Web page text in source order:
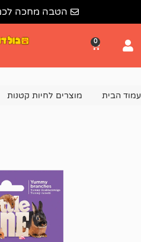
הטבה מחכה לכם בעגלת הקניות
לחיות קטנות חיות קטנות